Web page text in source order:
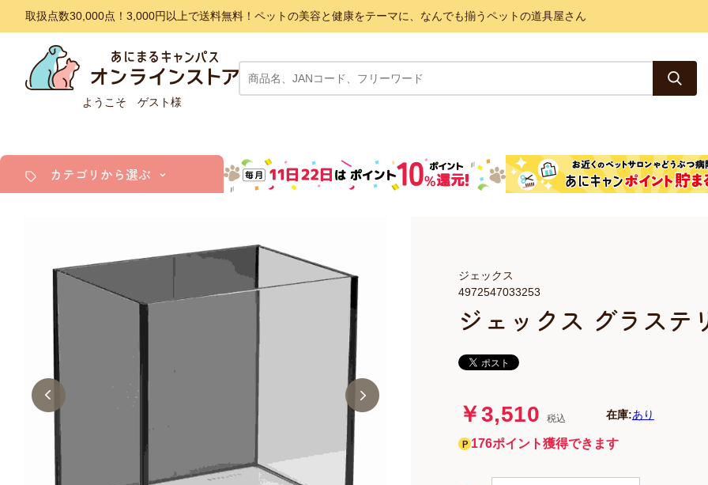
取扱点数30,000点！3,000円以上で送料無料！ペットの美容と健康をテーマに、なんでも揃うペットの道具屋さん
ようこそ ゲスト様
カテゴリから選ぶ
小動物・鳥
アクア・爬虫類・昆虫
ドッグフード
キャットフード
美容・ケア用品
服・おさんぽ用品
日用品（デイリー）
リビング雑貨
トリマーグッズ
ジェックス グラス
4972547033253
ジェックス
￥3,510 税込 在庫:あり
176ポイント獲得できます